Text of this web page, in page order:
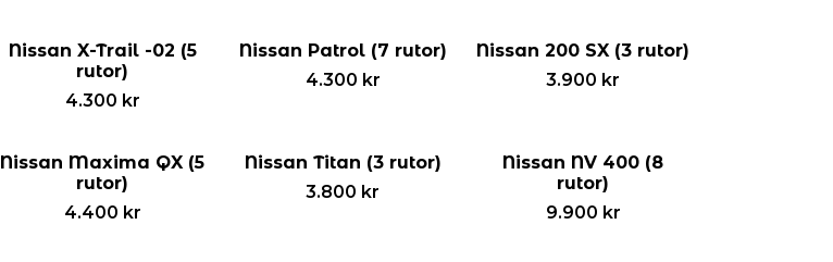
Nissan X-Trail -02 (5
rutor)
4.300 kr
Nissan Patrol (7 rutor)
4.300 kr
Nissan 200 SX (3 rutor)
3.900 kr
Nissan Maxima QX (5
rutor)
4.400 kr
Nissan Titan (3 rutor)
3.800 kr
Nissan NV 400 (8
rutor)
9.900 kr